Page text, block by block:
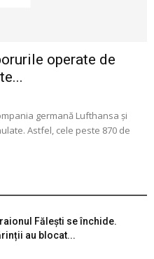
operate de
germană Lufthansa și
Astfel, cele peste 870 de
Fălești se închide.
au blocat...